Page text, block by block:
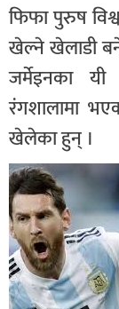
फिफा पुरुष
खेल्ने खेलाडी
जर्मेइनका
रंगशालामा
खेलेका हुन् ।